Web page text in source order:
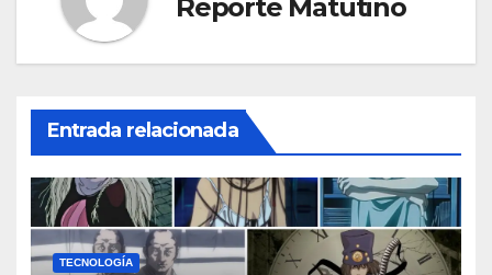
Reporte Matutino
Entrada relacionada
TECNOLOGÍA